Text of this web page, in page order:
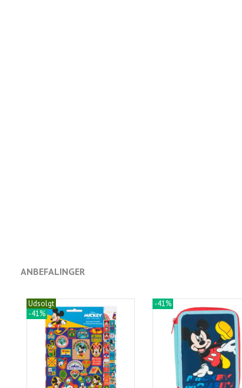
ANBEFALINGER
Udsolgt
-41%
-41%